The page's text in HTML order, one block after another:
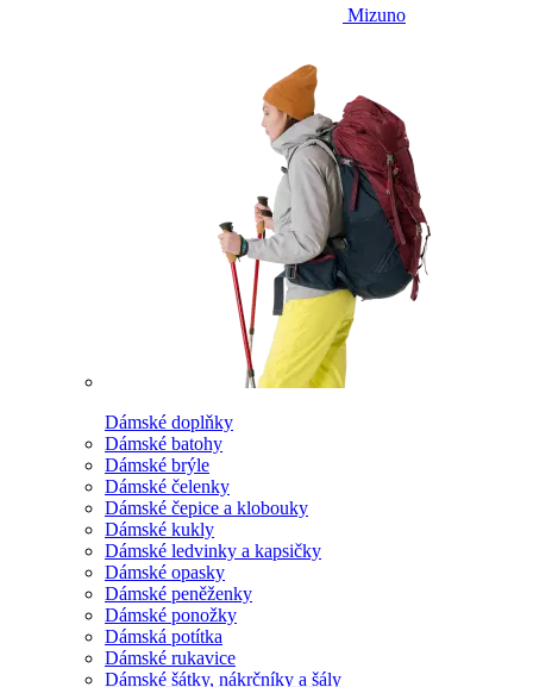
Mizuno
Dámské doplňky
Dámské batohy
Dámské brýle
Dámské čelenky
Dámské čepice a klobouky
Dámské kukly
Dámské ledvinky a kapsičky
Dámské opasky
Dámské peněženky
Dámské ponožky
Dámská potítka
Dámské rukavice
Dámské šátky, nákrčníky a šály